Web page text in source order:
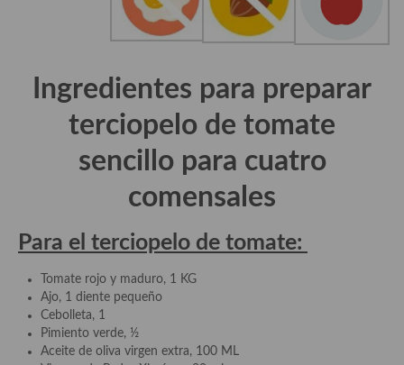
Arroces Y fideuás
Cuscús
Masas elaboradas con harina, pizzas, quiches y demás
Aves
Carne
Pescado y Marisco
Postres y dulces
Ingredientes para preparar
terciopelo de tomate
sencillo para cuatro
comensales
Para el terciopelo de tomate:
Tomate rojo y maduro, 1 KG
Ajo, 1 diente pequeño
Cebolleta, 1
Pimiento verde, ½
Aceite de oliva virgen extra, 100 ML